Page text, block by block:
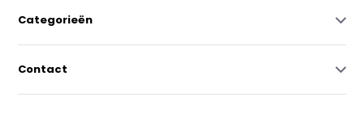
Categorieën
Contact